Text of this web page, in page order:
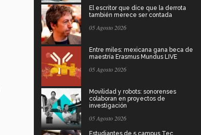
El escritor que dice que la derrota
también merece ser contada
05 Agosto 2026
Entre miles: mexicana gana beca de
maestría Erasmus Mundus LIVE
05 Agosto 2026
Movilidad y robots: sonorenses
colaboran en proyectos de
investigación
05 Agosto 2026
Estudiantes de 5 campus Tec